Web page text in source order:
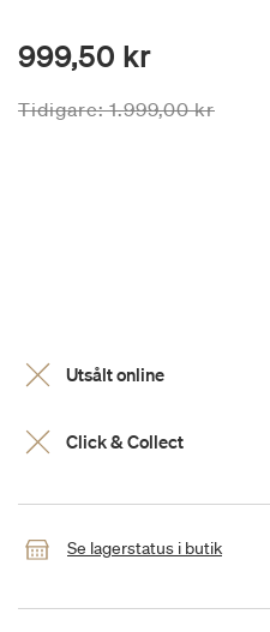
999,50 kr
Priset är nedsatt från
Tidigare:1.999,00 krtill
Utsålt online
Click & Collect
Se lagerstatus i butik